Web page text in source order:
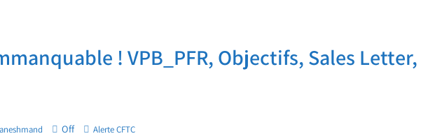
! VPB_PFR, Objectifs, Sales Letter,
Off Alerte CFTC